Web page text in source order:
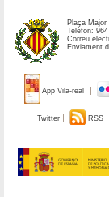
Plaça
Telèfon:
Correu
Enviament
App Vila-real
Twitter RSS